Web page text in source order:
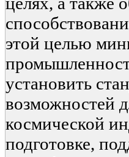
этой целью
установить
возможностей
космической
подготовке,